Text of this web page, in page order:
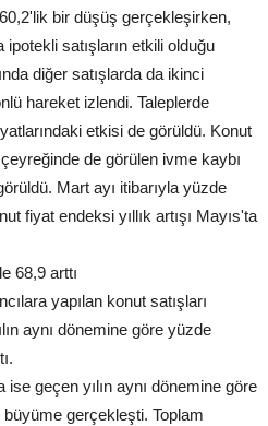
bir düşüş gerçekleşirken,
satışların etkili olduğu
diğer satışlarda da ikinci
hareket izlendi. Taleplerde
etkisi de görüldü. Konut
de görülen ivme kaybı
Mart ayı itibarıyla yüzde
fiyat endeksi yıllık artışı Mayıs'ta
68,9 arttı
yapılan konut satışları
aynı dönemine göre yüzde
ise geçen yılın aynı dönemine göre
gerçekleşti. Toplam